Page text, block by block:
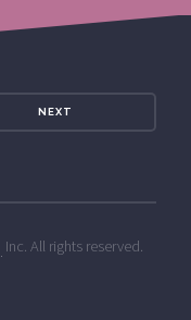
NEXT
Inc. All rights reserved.